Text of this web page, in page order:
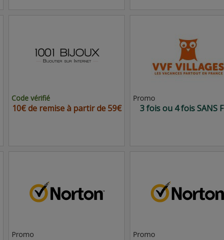
Code vérifié
10€ de remise à partir de 59€
Promo
3 fois ou 4 fois SANS
Promo Promo